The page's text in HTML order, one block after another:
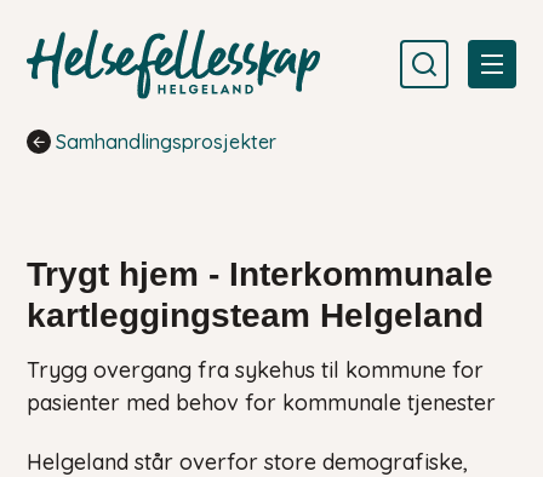
Du er her:
Samhandlingsprosjekter
Trygt hjem - Interkommunale
kartleggingsteam Helgeland
Trygg overgang fra sykehus til kommune for
pasienter med behov for kommunale tjenester
Helgeland står overfor store demografiske,